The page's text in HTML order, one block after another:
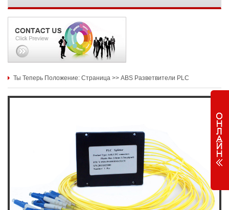
Ты Теперь Положение: Страница >> ABS Разветвители PLC